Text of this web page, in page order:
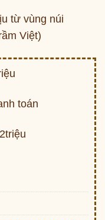
từ vùng núi
Việt)
toán